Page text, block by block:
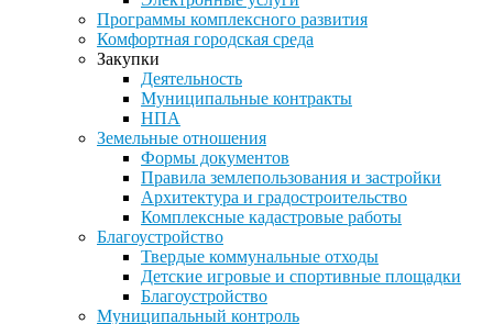
Программы комплексного развития
Комфортная городская среда
Закупки
Деятельность
Муниципальные контракты
НПА
Земельные отношения
Формы документов
Правила землепользования и застройки
Архитектура и градостроительство
Комплексные кадастровые работы
Благоустройство
Твердые коммунальные отходы
Детские игровые и спортивные площадки
Благоустройство
Муниципальный контроль